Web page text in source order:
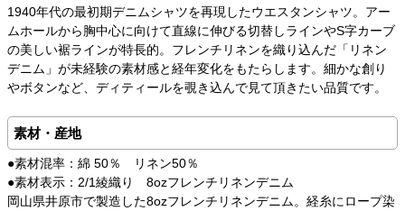
1940年代の最初期デニムシャツを再現したウエスタンシャツ。アー
ムホールから胸中心に向けて直線に伸びる切替しラインやS字カーブ
の美しい裾ラインが特長的。フレンチリネンを織り込んだ「リネン
デニム」が未経験の素材感と経年変化をもたらします。細かな創り
やボタンなど、ディティールを覗き込んで見て頂きたい品質です。
素材・産地
●素材混率：綿 50％ リネン50％
●素材表示：2/1綾織り 8ozフレンチリネンデニム
岡山県井原市で製造した8ozフレンチリネンデニム。経糸にロープ染